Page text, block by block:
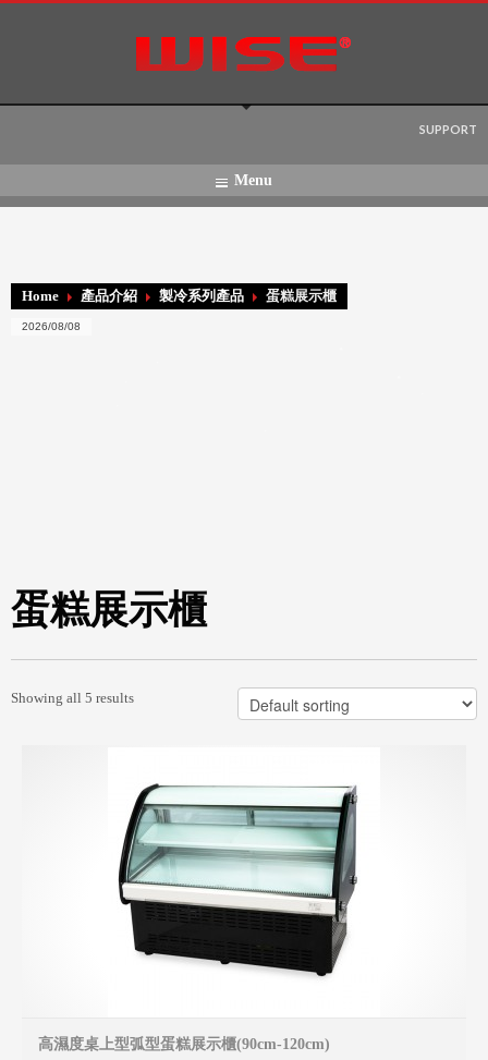
SUPPORT
Menu
Home 產品介紹 製冷系列產品 蛋糕展示櫃
2026/08/08
蛋糕展示櫃
Showing all 5 results
高濕度桌上型弧型蛋糕展示櫃(90cm-120cm)